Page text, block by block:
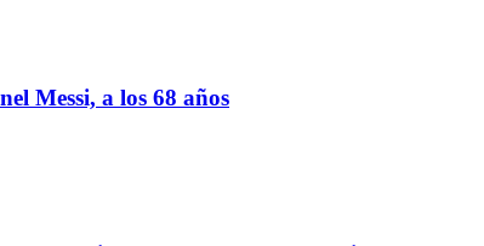
Messi, a los 68 años